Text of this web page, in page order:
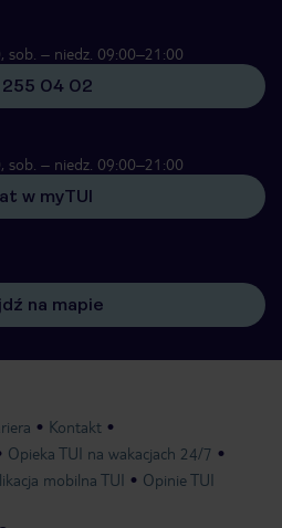
sob. – niedz. 09:00–21:00
255 04 02
sob. – niedz. 09:00–21:00
w myTUI
na mapie
Kontakt
Opieka TUI na wakacjach 24/7
mobilna TUI Opinie TUI